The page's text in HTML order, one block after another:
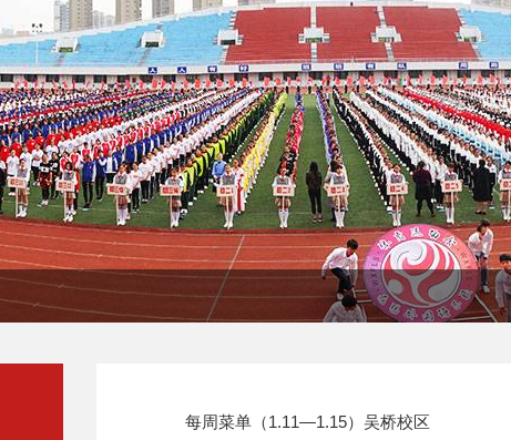
每周菜单（1.11—1.15）吴桥校区